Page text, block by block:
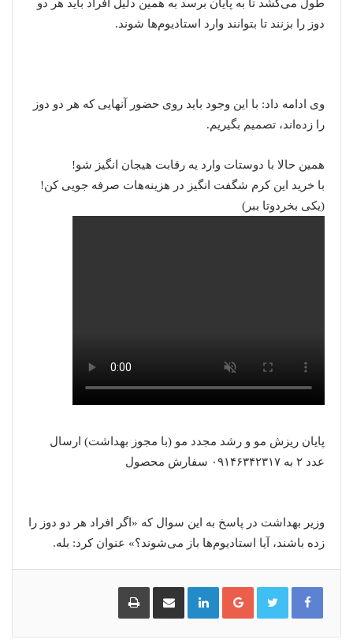
طول می‌کشد تا به پایان برسد به همین دلیل افراد باید هر دو
دوز را بزنند تا بتوانند وارد استادیوم‌ها شوند.
وی ادامه داد: با این وجود باید روی حضور آنهایی که هر دو دوز
را زده‌اند، تصمیم بگیریم.
همین‌ حالا با دوستات وارد یه رقابت هیجان انگیز شو!
با خرید این کرم شگفت انگیز در هزینه‌هات صرفه جویی کن!
(یکی بخردوتا ببر)
پایان ریزش مو و رشد مجدد مو (با مجوز بهداشت) ارسال
عدد ۲ به ۰۹۱۴۶۳۴۲۳۱۷ سفارش محصول
وزیر بهداشت در پاسخ به این سوال که «اگر افراد هر دو دوز را
زده باشند، آیا استادیوم‌ها باز می‌شوند؟» عنوان کرد: بله.
گوگل
پلاس
لینکدین اشتراک
گذاری
ایمیل
چاپ